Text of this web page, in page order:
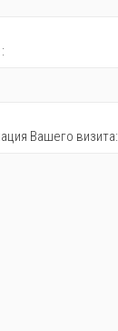
Вашего визита: